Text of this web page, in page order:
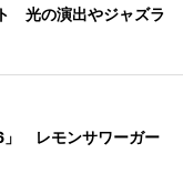
光の演出やジャズラ
」 レモンサワーガー